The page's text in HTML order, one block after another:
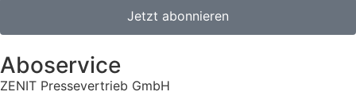
Jetzt abonnieren
Aboservice
ZENIT Pressevertrieb GmbH